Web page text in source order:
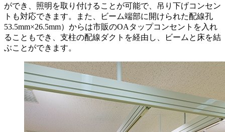
ができ、照明を取り付けることが可能で、吊り下げコンセン
トも対応できます。また、ビーム端部に開けられた配線孔
53.5mm×26.5mm）からは市販のOAタップコンセントを入れ
ることもでき、支柱の配線ダクトを経由し、ビームと床を結
ぶことができます。